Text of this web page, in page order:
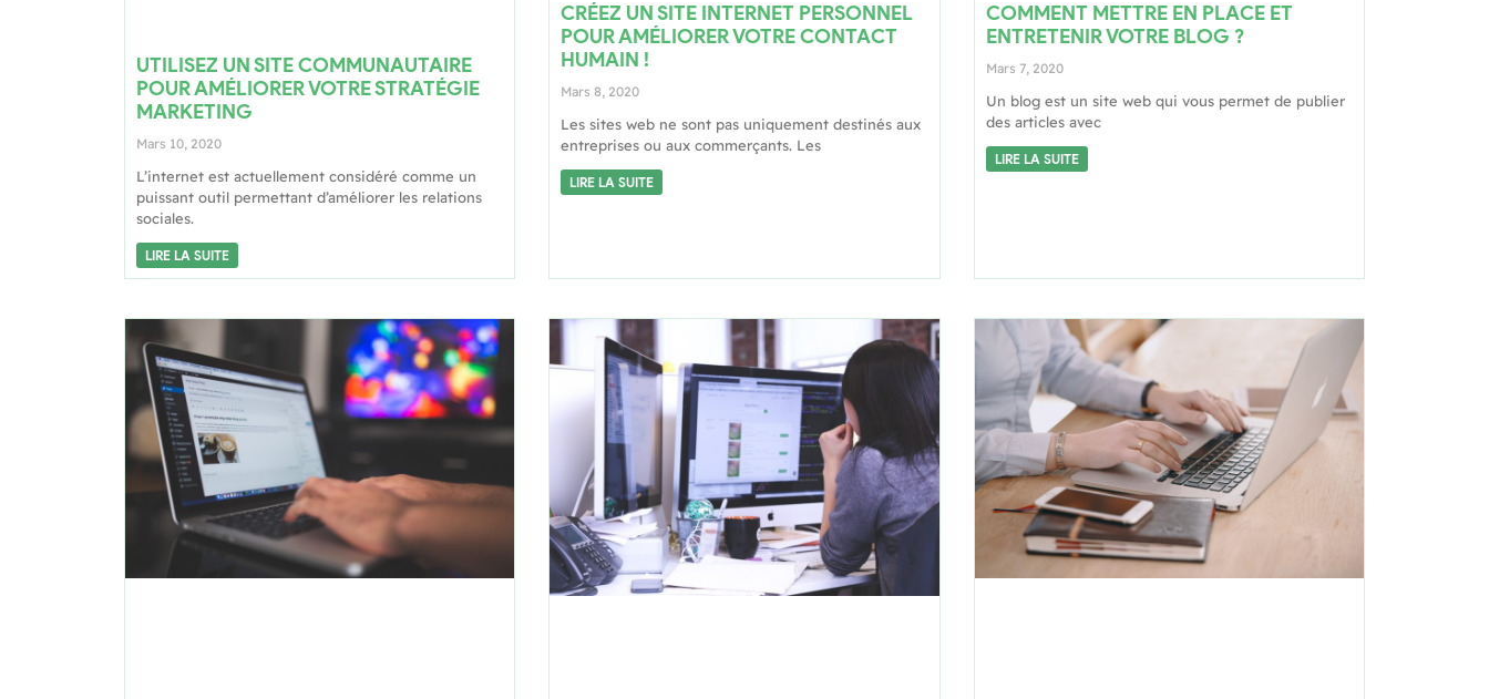
UTILISEZ UN SITE COMMUNAUTAIRE
POUR AMÉLIORER VOTRE STRATÉGIE
MARKETING
Mars 10, 2020
L’internet est actuellement considéré comme un
puissant outil permettant d’améliorer les relations
sociales.
LIRE LA SUITE
CRÉEZ UN SITE INTERNET PERSONNEL
POUR AMÉLIORER VOTRE CONTACT
HUMAIN !
Mars 8, 2020
Les sites web ne sont pas uniquement destinés aux
entreprises ou aux commerçants. Les
LIRE LA SUITE
COMMENT METTRE EN PLACE ET
ENTRETENIR VOTRE BLOG ?
Mars 7, 2020
Un blog est un site web qui vous permet de publier
des articles avec
LIRE LA SUITE